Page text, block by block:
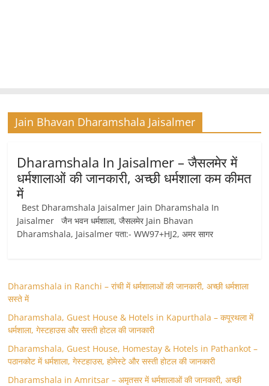
Jain Bhavan Dharamshala Jaisalmer
Dharamshala In Jaisalmer – जैसलमेर में
धर्मशालाओं की जानकारी, अच्छी धर्मशाला कम कीमत
में
Best Dharamshala Jaisalmer Jain Dharamshala In
Jaisalmer जैन भवन धर्मशाला, जैसलमेर Jain Bhavan
Dharamshala, Jaisalmer पता:- WW97+HJ2, अमर सागर
Dharamshala in Ranchi – रांची में धर्मशालाओं की जानकारी, अच्छी धर्मशाला
सस्ते में
Dharamshala, Guest House & Hotels in Kapurthala – कपूरथला में
धर्मशाला, गेस्टहाउस और सस्ती होटल की जानकारी
Dharamshala, Guest House, Homestay & Hotels in Pathankot –
पठानकोट में धर्मशाला, गेस्टहाउस, होमेस्टे और सस्ती होटल की जानकारी
Dharamshala in Amritsar – अमृतसर में धर्मशालाओं की जानकारी, अच्छी